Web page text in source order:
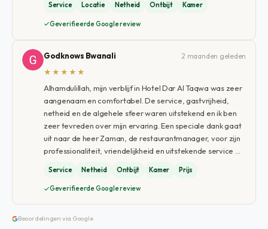
Service Locatie Netheid Ontbijt Kamer
Geverifieerde Google review
Godknows Bwanali
2 maanden geleden
★★★★★
Alhamdulillah, mijn verblijf in Hotel Dar Al Taqwa was zeer
aangenaam en comfortabel. De service, gastvrijheid,
netheid en de algehele sfeer waren uitstekend en ik ben
zeer tevreden over mijn ervaring. Een speciale dank gaat
uit naar de heer Zaman, de restaurantmanager, voor zijn
professionaliteit, vriendelijkheid en uitstekende service …
Service Netheid Ontbijt Kamer Prijs
Geverifieerde Google review
Beoordelingen via Google